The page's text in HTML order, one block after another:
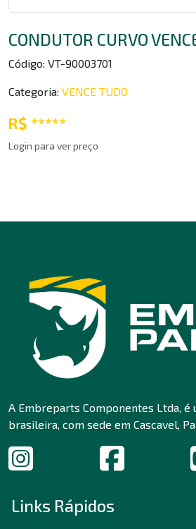
CONDUTOR CURVO
Código: VT-90003701
Categoria: VENCE TUDO
R$ *****
Login para ver preço
A Embreparts Componentes Ltda, é
brasileira, com sede em Cascavel,
Links Rápidos